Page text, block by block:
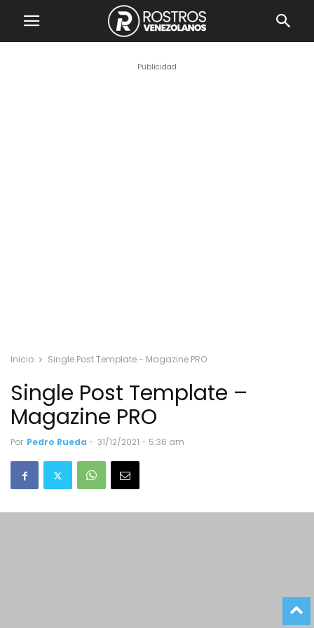
Publicidad
Inicio Single Post Template - Magazine PRO
Single Post Template –
Magazine PRO
Por Pedro Rueda - 31/12/2021 - 5:36 am